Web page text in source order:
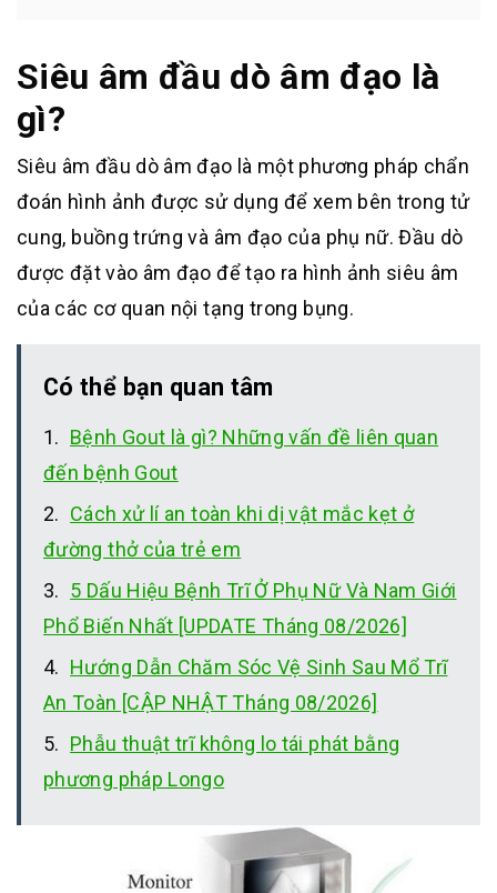
Siêu âm đầu dò âm đạo là
gì?
Siêu âm đầu dò âm đạo là một phương pháp chẩn
đoán hình ảnh được sử dụng để xem bên trong tử
cung, buồng trứng và âm đạo của phụ nữ. Đầu dò
được đặt vào âm đạo để tạo ra hình ảnh siêu âm
của các cơ quan nội tạng trong bụng.
Có thể bạn quan tâm
Bệnh Gout là gì? Những vấn đề liên quan
đến bệnh Gout
Cách xử lí an toàn khi dị vật mắc kẹt ở
đường thở của trẻ em
5 Dấu Hiệu Bệnh Trĩ Ở Phụ Nữ Và Nam Giới
Phổ Biến Nhất [UPDATE Tháng 08/2026]
Hướng Dẫn Chăm Sóc Vệ Sinh Sau Mổ Trĩ
An Toàn [CẬP NHẬT Tháng 08/2026]
Phẫu thuật trĩ không lo tái phát bằng
phương pháp Longo